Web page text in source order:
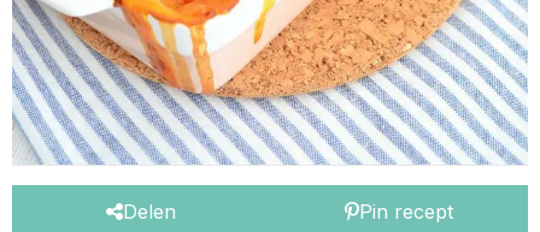
Delen Pin recept